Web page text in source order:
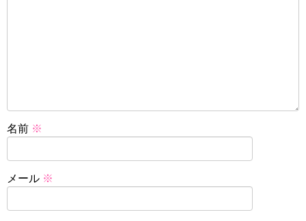
名前 ※
メール ※